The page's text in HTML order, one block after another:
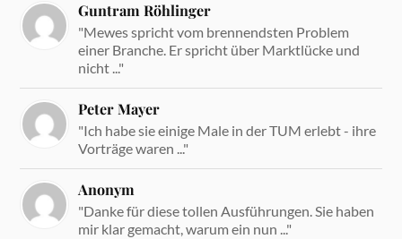
Guntram Röhlinger
"Mewes spricht vom brennendsten Problem
einer Branche. Er spricht über Marktlücke und
nicht ..."
Peter Mayer
"Ich habe sie einige Male in der TUM erlebt - ihre
Vorträge waren ..."
Anonym
"Danke für diese tollen Ausführungen. Sie haben
mir klar gemacht, warum ein nun ..."